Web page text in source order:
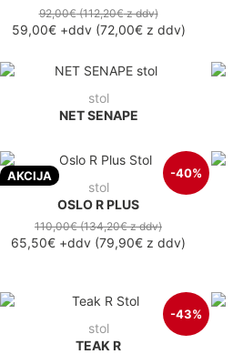
92,00€(112,20€z ddv)
59,00€+ddv(72,00€z ddv)
stol
NET SENAPE
AKCIJA -40%
stol
OSLO R PLUS
110,00€(134,20€z ddv)
65,50€ +ddv (79,90€ z ddv)
-43%
stol
TEAK R